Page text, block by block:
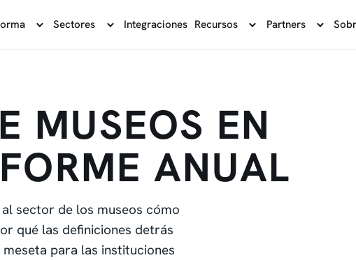
Sectores Integraciones Recursos Partners
MUSEOS EN
ANUAL
sector de los museos cómo
qué las definiciones detrás
para las instituciones